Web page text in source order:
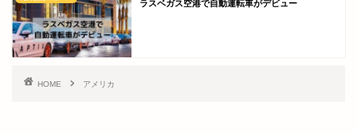
ラスベガス空港で自動運転車がデビュー
HOME アメリカ